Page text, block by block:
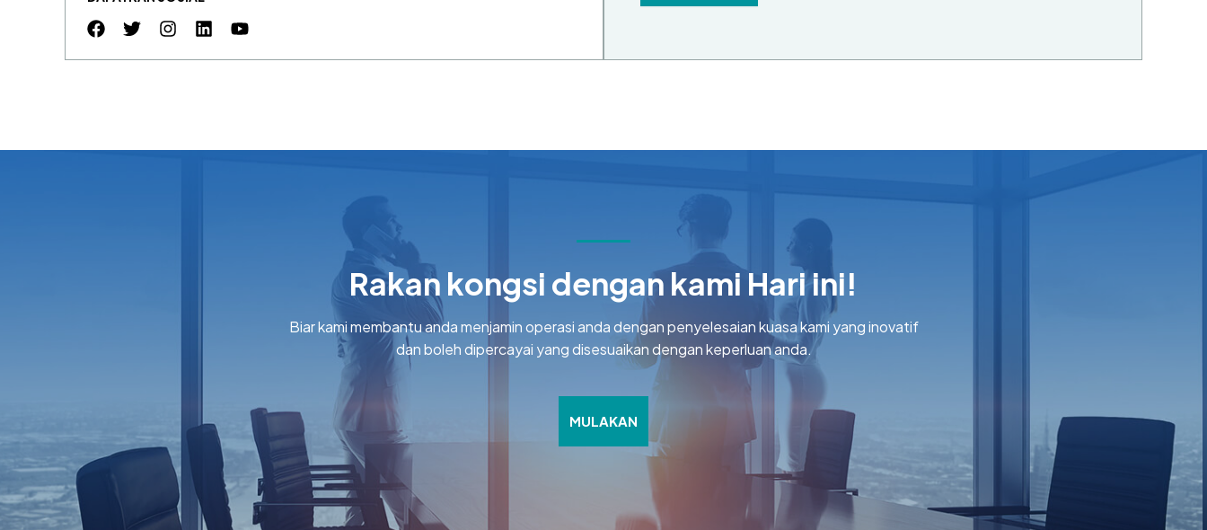
Rakan kongsi dengan kami Hari ini!
Biar kami membantu anda menjamin operasi anda dengan penyelesaian kuasa kami yang inovatif
dan boleh dipercayai yang disesuaikan dengan keperluan anda.
MULAKAN